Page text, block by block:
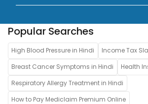
Popular Searches
High Blood Pressure in Hindi
Income Tax
Breast Cancer Symptoms in Hindi
Health
Respiratory Allergy Treatment in Hindi
How to Pay Mediclaim Premium Online